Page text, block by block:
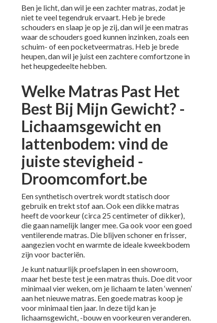
Ben je licht, dan wil je een zachter matras, zodat je
niet te veel tegendruk ervaart. Heb je brede
schouders en slaap je op je zij, dan wil je een matras
waar de schouders goed kunnen inzinken, zoals een
schuim- of een pocketveermatras. Heb je brede
heupen, dan wil je juist een zachtere comfortzone in
het heupgedeelte hebben.
Welke Matras Past Het
Best Bij Mijn Gewicht? -
Lichaamsgewicht en
lattenbodem: vind de
juiste stevigheid -
Droomcomfort.be
Een synthetisch overtrek wordt statisch door
gebruik en trekt stof aan. Ook een dikke matras
heeft de voorkeur (circa 25 centimeter of dikker),
die gaan namelijk langer mee. Ga ook voor een goed
ventilerende matras. Die blijven schoner en frisser,
aangezien vocht en warmte de ideale kweekbodem
zijn voor bacteriën.
Je kunt natuurlijk proefslapen in een showroom,
maar het beste test je een matras thuis. Doe dit voor
minimaal vier weken, om je lichaam te laten ‘wennen’
aan het nieuwe matras. Een goede matras koop je
voor minimaal tien jaar. In deze tijd kan je
lichaamsgewicht, -bouw en voorkeuren veranderen.